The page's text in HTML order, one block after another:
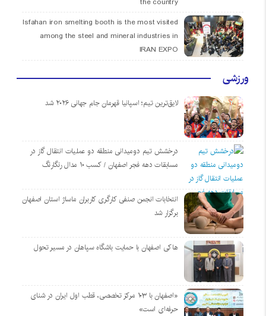
Isfahan iron smelting booth is the most visited
among the steel and mineral industries in
IRAN EXPO
ورزشی
لایق‌ترین تیم؛ اسپانیا قهرمان جام جهانی ۲۰۲۶ شد
درخشش تیم دومیدانی منطقه دو عملیات انتقال گاز در
مسابقات دهه فجر اصفهان / کسب ۱۰ مدال رنگارنگ
انتخابات انجمن صنفی کارگری کاربران ماساژ استان اصفهان
برگزار شد
هاکی اصفهان با حمایت باشگاه سپاهان در مسیر تحول
«اصفهان با ۱۰۳ مرکز تخصصی، قطب اول ایران در شنای
حرفه‌ای است»